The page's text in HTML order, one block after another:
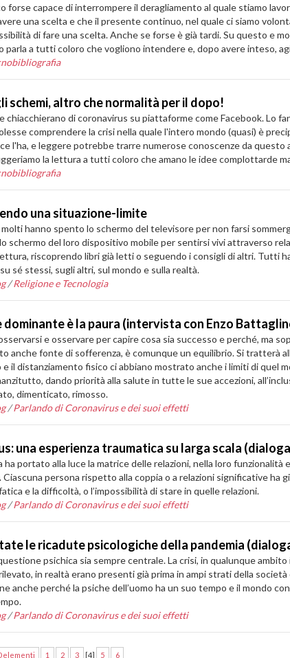
forse capace di interrompere il deragliamento al quale stiamo
una scelta e che il presente continuo, nel quale ci siamo
di fare una scelta. Anche se forse è già tardi. Su questo e
parla a tutti coloro che vogliono intendere e, dopo avere inteso,
schemi, altro che normalità per il dopo!
chiacchierano di coronavirus su piattaforme come Facebook. Lo
comprendere la crisi nella quale l'intero mondo (quasi) è
l'ha, e leggere potrebbe trarre numerose conoscenze da
la lettura a tutti coloro che amano le idee complottarde
una situazione-limite
molti hanno spento lo schermo del televisore per non farsi
schermo del loro dispositivo mobile per sentirsi vivi attraverso
riscoprendo libri già letti o seguendo i consigli di altri. Tutti
sé stessi, sugli altri, sul mondo e sulla realtà.
/Religione e Tecnologia
dominante è la paura (intervista con Enzo
e osservare per capire cosa sia successo e perché, ma
anche fonte di sofferenza, è comunque un equilibrio. Si tratterà
il distanziamento fisico ci abbiano mostrato anche i limiti di quel
dando priorità alla salute in tutte le sue accezioni,
dimenticato, rimosso.
/Parlando di Coronavirus e dei suoi effetti
una esperienza traumatica su larga scala
ha portato alla luce la matrice delle relazioni, nella loro
Ciascuna persona rispetto alla coppia o a relazioni significative
e la difficoltà, o l’impossibilità di stare in quelle relazioni.
/Parlando di Coronavirus e dei suoi effetti
le ricadute psicologiche della pandemia
psichica sia sempre centrale. La crisi, in qualunque
in realtà erano presenti già prima in ampi strati della
anche perché la psiche dell’uomo ha un suo tempo e il mondo
/Parlando di Coronavirus e dei suoi effetti
elementi 1 2 3 [4] 5 6